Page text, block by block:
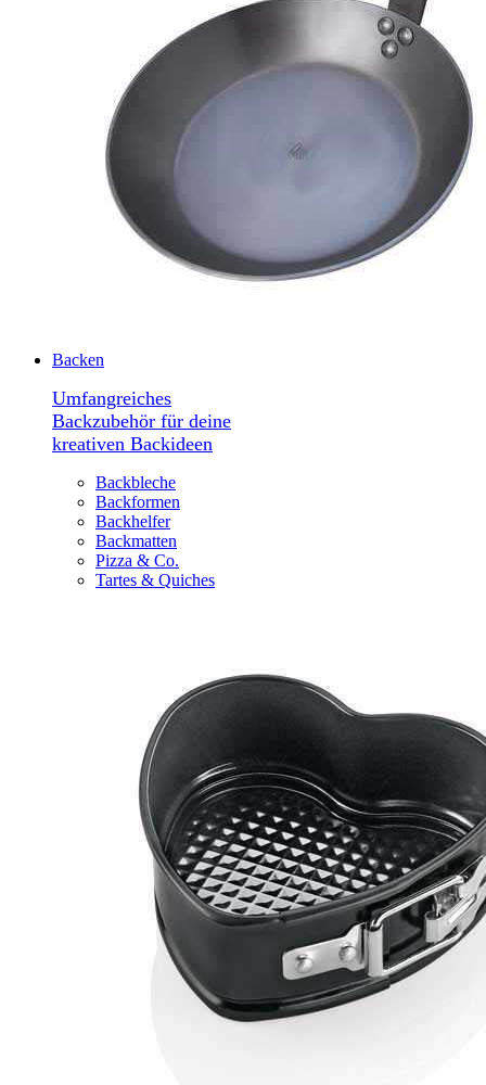
Backen
Umfangreiches
Backzubehör für deine
kreativen Backideen
Backbleche
Backformen
Backhelfer
Backmatten
Pizza & Co.
Tartes & Quiches